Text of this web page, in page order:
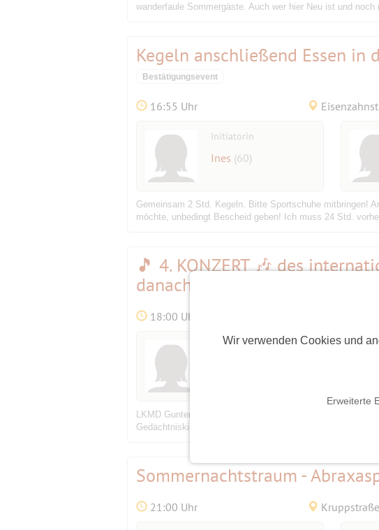
Wir verwenden Cookies und
Erweiterte
wanderfaule Sommergäste. Auch wer hier Neu ist und
Kegeln anschließend Essen in
Bestätigungsevent
16:55 Uhr
Initiatorin
Ines (60)
Gemeinsam 2 Std. Kegeln. Bitte Sportschuhe mitbringen!
möchte, unbedingt Bescheid geben! Ich muss 24 Std.
🎵 4. KONZERT 🎶 des
danach über'n Kudamm
18:00 Uhr
Initiatorin
LKMD Gunter Kennel (Berlin) “Magnificat in tempore belli”
Gedächtniskirche Unter der künstlerischen Leitung des
Sommernachtstraum -
21:00 Uhr